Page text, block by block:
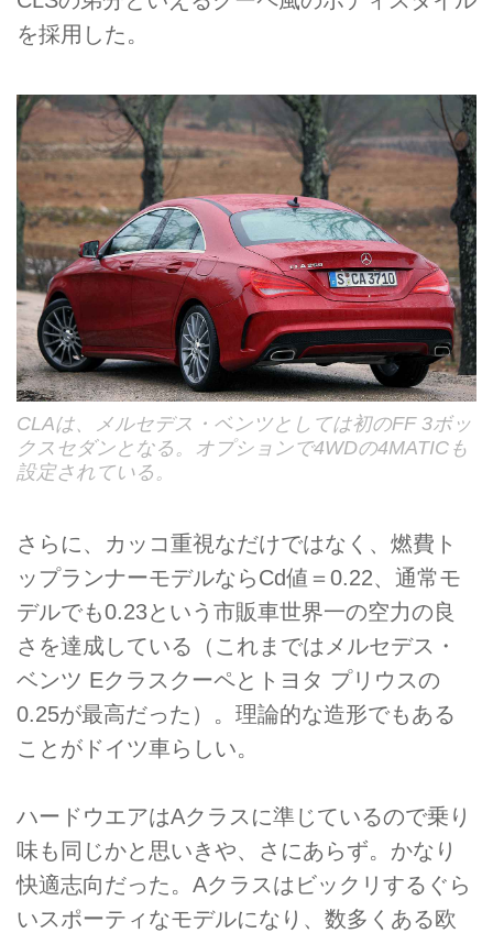
を採用した。
CLAは、メルセデス・ベンツとしては初のFF 3ボッ
クスセダンとなる。オプションで4WDの4MATICも
設定されている。
さらに、カッコ重視なだけではなく、燃費ト
ップランナーモデルならCd値＝0.22、通常モ
デルでも0.23という市販車世界一の空力の良
さを達成している（これまではメルセデス・
ベンツ Eクラスクーペとトヨタ プリウスの
0.25が最高だった）。理論的な造形でもある
ことがドイツ車らしい。
ハードウエアはAクラスに準じているので乗り
味も同じかと思いきや、さにあらず。かなり
快適志向だった。Aクラスはビックリするぐら
いスポーティなモデルになり、数多くある欧